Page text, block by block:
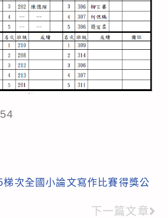
次全國小論文寫作比賽得獎公
下一篇文章